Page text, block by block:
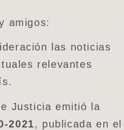
amigos:
las noticias
relevantes
Justicia emitió la
2021, publicada en el